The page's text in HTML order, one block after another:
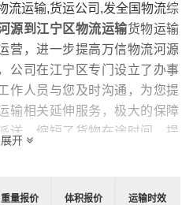
流运输,货运公司,发全国物流综
源到江宁区物流运输货物运输
营，进一步提高万信物流河源
公司在江宁区专门设立了办事
作人员与您及时沟通，为您提
输相关延伸服务，极大的保障
送，缩短了货物在途时间，提
河源物流到江宁区的不同运输
展开
重量报价 体积报价 运输时效